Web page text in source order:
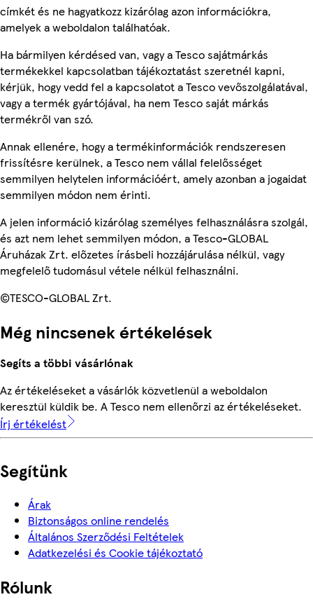
címkét és ne hagyatkozz kizárólag azon információkra,
amelyek a weboldalon találhatóak.
Ha bármilyen kérdésed van, vagy a Tesco sajátmárkás
termékekkel kapcsolatban tájékoztatást szeretnél kapni,
kérjük, hogy vedd fel a kapcsolatot a Tesco vevőszolgálatával,
vagy a termék gyártójával, ha nem Tesco saját márkás
termékről van szó.
Annak ellenére, hogy a termékinformációk rendszeresen
frissítésre kerülnek, a Tesco nem vállal felelősséget
semmilyen helytelen információért, amely azonban a jogaidat
semmilyen módon nem érinti.
A jelen információ kizárólag személyes felhasználásra szolgál,
és azt nem lehet semmilyen módon, a Tesco-GLOBAL
Áruházak Zrt. előzetes írásbeli hozzájárulása nélkül, vagy
megfelelő tudomásul vétele nélkül felhasználni.
©TESCO-GLOBAL Zrt.
Még nincsenek értékelések
Segíts a többi vásárlónak
Az értékeléseket a vásárlók közvetlenül a weboldalon
keresztül küldik be. A Tesco nem ellenőrzi az értékeléseket.
Írj értékelést
Segítünk
Árak
Biztonságos online rendelés
Általános Szerződési Feltételek
Adatkezelési és Cookie tájékoztató
Rólunk